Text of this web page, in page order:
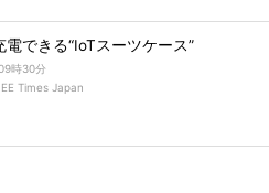
電できる“IoTスーツケース”
時30分
Times Japan